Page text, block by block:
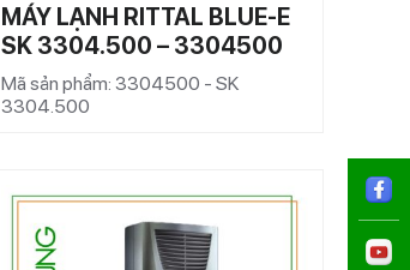
MÁY LẠNH RITTAL BLUE-E
SK 3304.500 – 3304500
Mã sản phẩm: 3304500 - SK
3304.500